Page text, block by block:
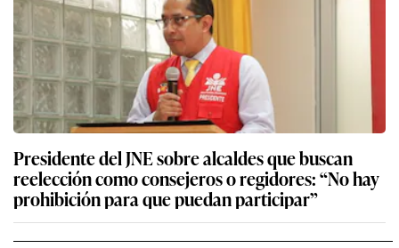
Presidente del JNE sobre alcaldes que buscan
reelección como consejeros o regidores: “No hay
prohibición para que puedan participar”